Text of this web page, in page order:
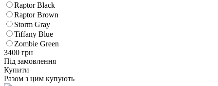
Raptor Black
Raptor Brown
Storm Gray
Tiffany Blue
Zombie Green
3400 грн
Під замовлення
Купити
Разом з цим купують